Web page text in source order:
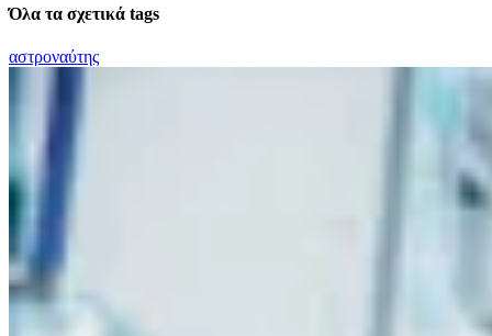
Όλα τα σχετικά tags
αστροναύτης